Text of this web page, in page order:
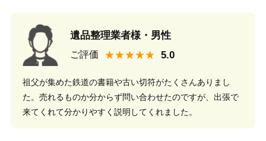
遺品整理業者様・男性
ご評価 ★★★★★
祖父が集めた鉄道の書籍や古い切符がたくさんありまし
た。売れるものか分からず問い合わせたのですが、出張で
来てくれて分かりやすく説明してくれました。